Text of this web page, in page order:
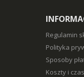
Regulamin
Polityka
Sposoby
Koszty i